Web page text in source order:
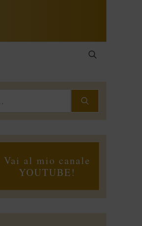
Vai al mio canale
YOUTUBE!